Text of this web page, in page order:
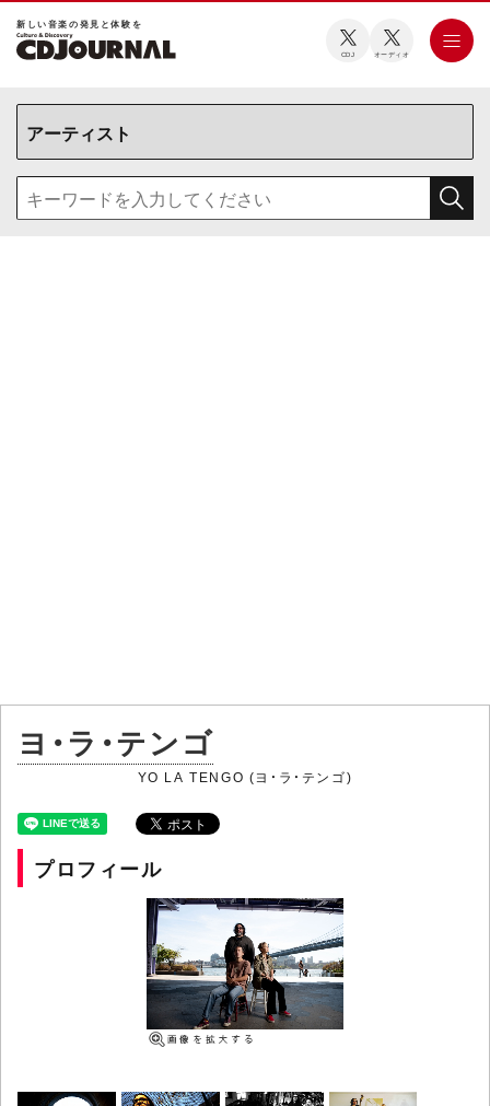
新しい⾳楽の発⾒と体験を
CDJ オーディオ
ヨ・ラ・テンゴ
YO LA TENGO (ヨ・ラ・テンゴ)
プロフィール